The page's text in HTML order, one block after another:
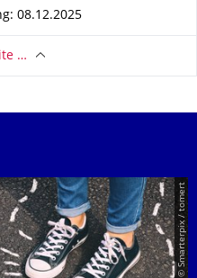
08.12.2025
…
© Smarterpix / tomert